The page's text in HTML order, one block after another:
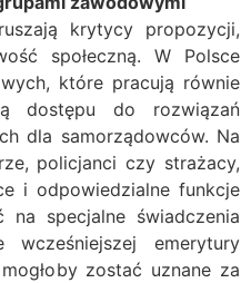
krytycy propozycji,
społeczną. W Polsce
które pracują równie
dostępu do rozwiązań
dla samorządowców. Na
policjanci czy strażacy,
i odpowiedzialne funkcje
specjalne świadczenia
wcześniejszej emerytury
zostać uznane za